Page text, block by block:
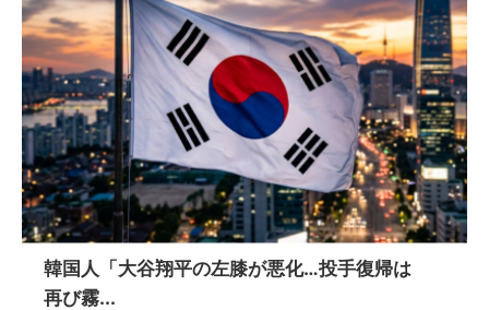
韓国人「大谷翔平の左膝が悪化…投手復帰は
再び霧...